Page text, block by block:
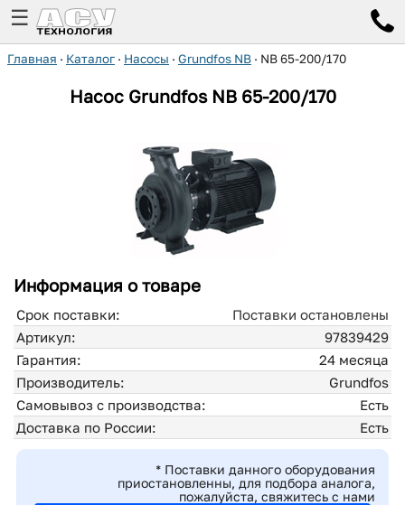
☰
Главная · Каталог · Насосы · Grundfos NB · NB 65-200/170
Насос Grundfos NB 65-200/170
Информация о товаре
Срок поставки:
Поставки остановлены
Артикул:
97839429
Гарантия:
24 месяца
Производитель:
Grundfos
Самовывоз с производства:
Есть
Доставка по России:
Есть
* Поставки данного оборудования
приостановленны, для подбора аналога,
пожалуйста, свяжитесь с нами